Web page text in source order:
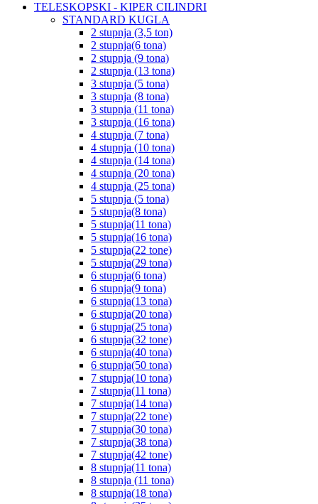
TELESKOPSKI - KIPER CILINDRI
STANDARD KUGLA
2 stupnja (3,5 ton)
2 stupnja(6 tona)
2 stupnja (9 tona)
2 stupnja (13 tona)
3 stupnja (5 tona)
3 stupnja (8 tona)
3 stupnja (11 tona)
3 stupnja (16 tona)
4 stupnja (7 tona)
4 stupnja (10 tona)
4 stupnja (14 tona)
4 stupnja (20 tona)
4 stupnja (25 tona)
5 stupnja (5 tona)
5 stupnja(8 tona)
5 stupnja(11 tona)
5 stupnja(16 tona)
5 stupnja(22 tone)
5 stupnja(29 tona)
6 stupnja(6 tona)
6 stupnja(9 tona)
6 stupnja(13 tona)
6 stupnja(20 tona)
6 stupnja(25 tona)
6 stupnja(32 tone)
6 stupnja(40 tona)
6 stupnja(50 tona)
7 stupnja(10 tona)
7 stupnja(11 tona)
7 stupnja(14 tona)
7 stupnja(22 tone)
7 stupnja(30 tona)
7 stupnja(38 tona)
7 stupnja(42 tone)
8 stupnja(11 tona)
8 stupnja (11 tona)
8 stupnja(18 tona)